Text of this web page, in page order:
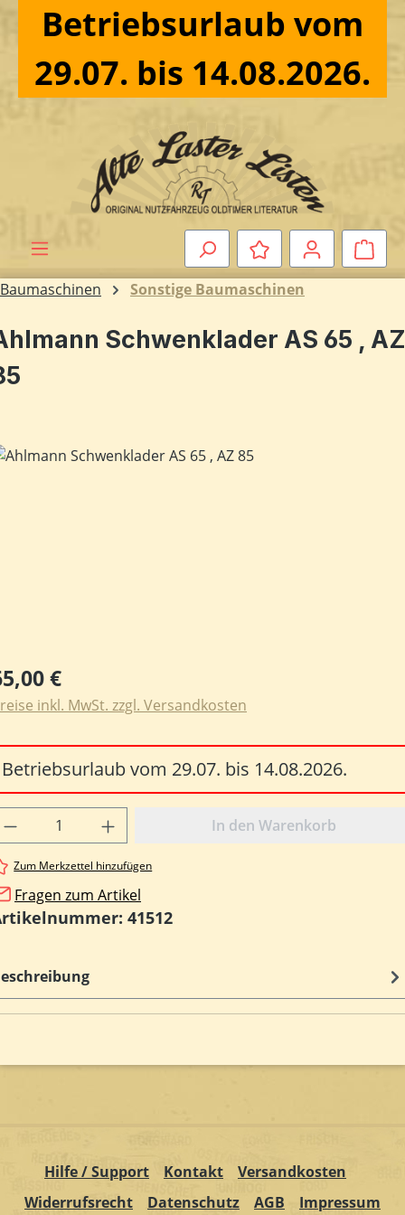
Zum Hauptinhalt springen
Betriebsurlaub vom
29.07. bis 14.08.2026.
Baumaschinen Sonstige Baumaschinen
Schwenklader AS 65 , AZ
überspringen
Preis:
€
inkl. MwSt. zzgl. Versandkosten
Betriebsurlaub vom 29.07. bis 14.08.2026.
Anzahl: Gib den gewünschten
In den Warenkorb
Zum Merkzettel hinzufügen
Fragen zum Artikel
41512
Hilfe / Support Kontakt
Versandkosten
Widerrufsrecht
Datenschutz AGB Impressum